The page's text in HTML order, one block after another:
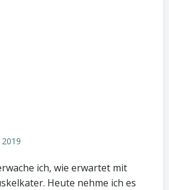
ich, wie erwartet mit
Heute nehme ich es